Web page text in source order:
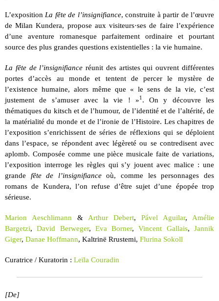
L’exposition La fête de l’insignifiance, construite à partir de l’œuvre
de Milan Kundera, propose aux visiteurs·ses de faire l’expérience
d’une aventure romanesque parfaitement ordinaire et pourtant
source des plus grandes questions existentielles : la vie humaine.
La fête de l’insignifiance réunit des artistes qui ouvrent différentes
portes d’accès au monde et tentent de percer le mystère de
l’existence humaine, alors même que « le sens de la vie, c’est
justement de s’amuser avec la vie ! »1 . On y découvre les
thématiques du kitsch et de l’humour, de l’identité et de l’altérité, de
la matérialité du monde et de l’ironie de l’Histoire. Les chapitres de
l’exposition s’enrichissent de séries de réflexions qui se déploient
dans l’espace, se répondent avec légèreté ou se contredisent avec
aplomb. Composée comme une pièce musicale faite de variations,
l’exposition interroge les règles qui s’y jouent avec malice : une
grande fête de l’insignifianceoù, comme les personnages des
romans de Kundera, l’on refuse d’être sujet d’une épopée trop
sérieuse.
Marion Aeschlimann & Arthur Debert, Pável Aguilar, Amélie
Bargetzi,David Berweger, Eva Borner,Vincent Gallais,Jannik
Giger, Danae Hoffmann, Kaltrinë Rrustemi, Flurina Sokoll
Curatrice / Kuratorin : Leïla Couradin
[De]